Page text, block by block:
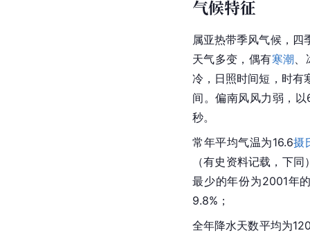
气候特征
属亚热带季风气候，四
天气多变，偶有寒潮
冷，日照时间短，时有
间。偏南风风力弱，
秒。
常年平均气温为16.6摄
（有史资料记载，下
最少的年份为2001年
9.8%；
全年降水天数平均为